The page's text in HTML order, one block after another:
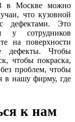
в Москве можно
что кузовной
дефектами. Это
у сотрудников
на поверхности
дефекты. Чтобы
чтобы покраска,
проблем, чтобы
в нашу фирму, где
к нам